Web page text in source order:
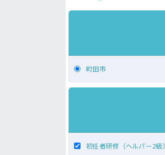
町田市
初任者研修（ヘルパー2級）